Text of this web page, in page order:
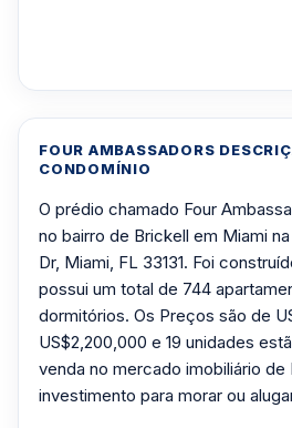
FOUR AMBASSADORS
CONDOMÍNIO
O prédio chamado Four
no bairro de Brickell em Miami
Dr, Miami, FL 33131. Foi
possui um total de 744
dormitórios. Os Preços são de
US$2,200,000 e 19 unidades
venda no mercado imobiliário de
investimento para morar ou